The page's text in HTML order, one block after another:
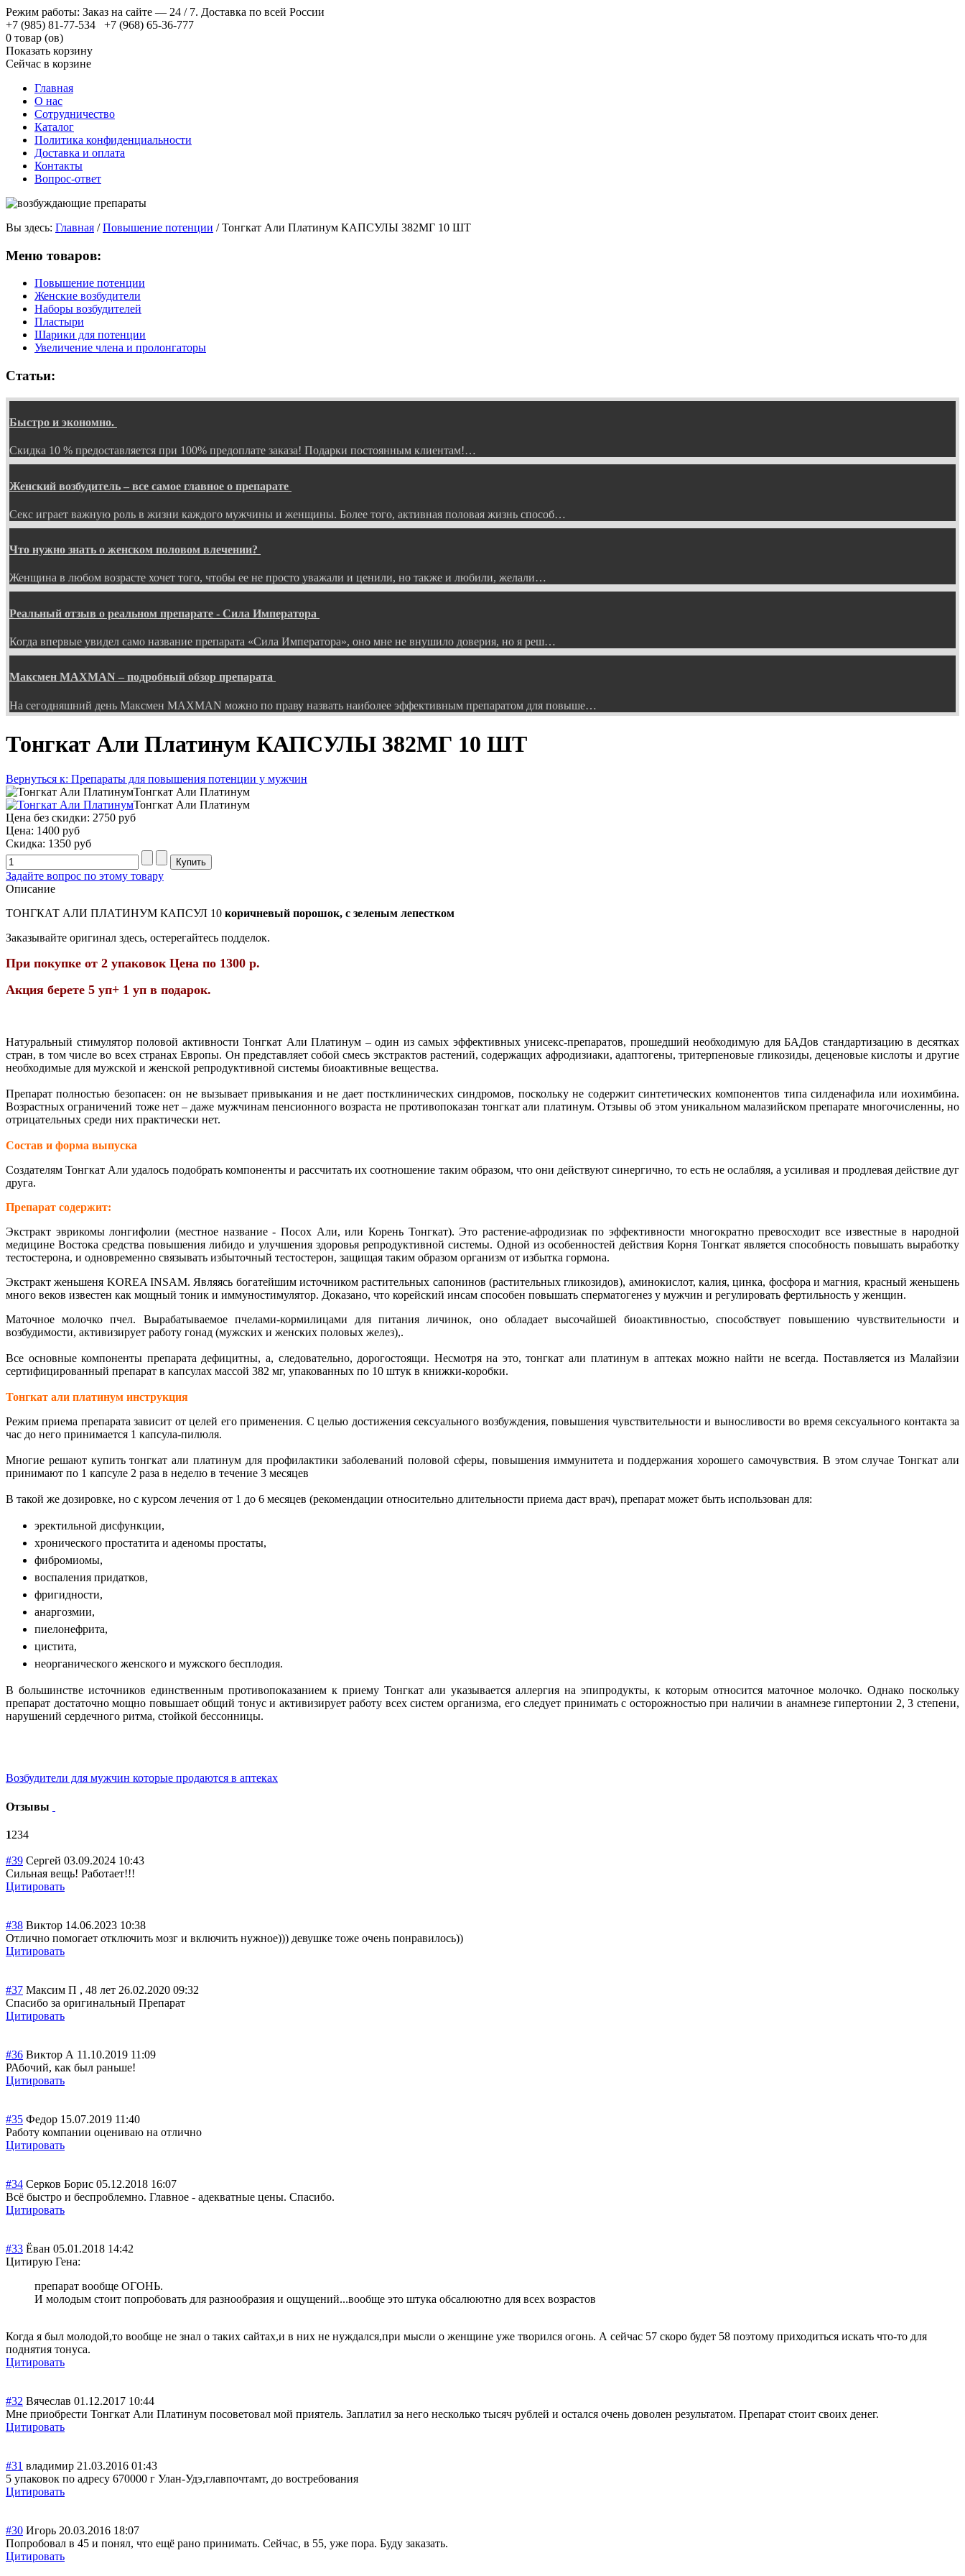
Режим работы: Заказ на сайте — 24 / 7. Доставка по всей России
+7 (985) 81-77-534 +7 (968) 65-36-777
0 товар (ов)
Показать корзину
Сейчас в корзине
Главная
О нас
Сотрудничество
Каталог
Политика конфиденциальности
Доставка и оплата
Контакты
Вопрос-ответ
Вы здесь: Главная /Повышение потенции /Тонгкат Али Платинум КАПСУЛЫ 382МГ 10 ШТ
Меню товаров:
Повышение потенции
Женские возбудители
Наборы возбудителей
Пластыри
Шарики для потенции
Увеличение члена и пролонгаторы
Статьи:
Быстро и экономно.
Скидка 10 % предоставляется при 100% предоплате заказа! Подарки постоянным клиентам!…
Женский возбудитель – все самое главное о препарате
Секс играет важную роль в жизни каждого мужчины и женщины. Более того, активная половая жизнь способ…
Что нужно знать о женском половом влечении?
Женщина в любом возрасте хочет того, чтобы ее не просто уважали и ценили, но также и любили, желали…
Реальный отзыв о реальном препарате - Сила Императора
Когда впервые увидел само название препарата «Сила Императора», оно мне не внушило доверия, но я реш…
Максмен MAXMAN – подробный обзор препарата
На сегодняшний день Максмен MAXMAN можно по праву назвать наиболее эффективным препаратом для повыше…
Тонгкат Али Платинум КАПСУЛЫ 382МГ 10 ШТ
Вернуться к: Препараты для повышения потенции у мужчин
Тонгкат Али Платинум
Тонгкат Али Платинум
Цена без скидки: 2750 руб
Цена: 1400 руб
Скидка: 1350 руб
Задайте вопрос по этому товару
Описание
ТОНГКАТ АЛИ ПЛАТИНУМ КАПСУЛ 10 коричневый порошок, с зеленым лепестком
Заказывайте оригинал здесь, остерегайтесь подделок.
При покупке от 2 упаковок Цена по 1300 р.
Акция берете 5 уп+ 1 уп в подарок.
Натуральный стимулятор половой активности Тонгкат Али Платинум – один из самых эффективных унисекс-препаратов, прошедший необходимую для БАДов стандартизацию в десятках
стран, в том числе во всех странах Европы. Он представляет собой смесь экстрактов растений, содержащих афродизиаки, адаптогены, тритерпеновые гликозиды, деценовые кислоты и другие
необходимые для мужской и женской репродуктивной системы биоактивные вещества.
Препарат полностью безопасен: он не вызывает привыкания и не дает постклинических синдромов, поскольку не содержит синтетических компонентов типа силденафила или иохимбина.
Возрастных ограничений тоже нет – даже мужчинам пенсионного возраста не противопоказан тонгкат али платинум. Отзывы об этом уникальном малазийском препарате многочисленны, но
отрицательных среди них практически нет.
Состав и форма выпуска
Создателям Тонгкат Али удалось подобрать компоненты и рассчитать их соотношение таким образом, что они действуют синергично, то есть не ослабляя, а усиливая и продлевая действие дуг
друга.
Препарат содержит:
Экстракт эврикомы лонгифолии (местное название - Посох Али, или Корень Тонгкат). Это растение-афродизиак по эффективности многократно превосходит все известные в народной
медицине Востока средства повышения либидо и улучшения здоровья репродуктивной системы. Одной из особенностей действия Корня Тонгкат является способность повышать выработку
тестостерона, и одновременно связывать избыточный тестостерон, защищая таким образом организм от избытка гормона.
Экстракт женьшеня KOREA INSAM. Являясь богатейшим источником растительных сапонинов (растительных гликозидов), аминокислот, калия, цинка, фосфора и магния, красный женьшень
много веков известен как мощный тоник и иммуностимулятор. Доказано, что корейский инсам способен повышать сперматогенез у мужчин и регулировать фертильность у женщин.
Маточное молочко пчел. Вырабатываемое пчелами-кормилицами для питания личинок, оно обладает высочайшей биоактивностью, способствует повышению чувствительности и
возбудимости, активизирует работу гонад (мужских и женских половых желез),.
Все основные компоненты препарата дефицитны, а, следовательно, дорогостоящи. Несмотря на это, тонгкат али платинум в аптеках можно найти не всегда. Поставляется из Малайзии
сертифицированный препарат в капсулах массой 382 мг, упакованных по 10 штук в книжки-коробки.
Тонгкат али платинум инструкция
Режим приема препарата зависит от целей его применения. С целью достижения сексуального возбуждения, повышения чувствительности и выносливости во время сексуального контакта за
час до него принимается 1 капсула-пилюля.
Многие решают купить тонгкат али платинум для профилактики заболеваний половой сферы, повышения иммунитета и поддержания хорошего самочувствия. В этом случае Тонгкат али
принимают по 1 капсуле 2 раза в неделю в течение 3 месяцев
В такой же дозировке, но с курсом лечения от 1 до 6 месяцев (рекомендации относительно длительности приема даст врач), препарат может быть использован для:
эректильной дисфункции,
хронического простатита и аденомы простаты,
фибромиомы,
воспаления придатков,
фригидности,
анаргозмии,
пиелонефрита,
цистита,
неорганического женского и мужского бесплодия.
В большинстве источников единственным противопоказанием к приему Тонгкат али указывается аллергия на эпипродукты, к которым относится маточное молочко. Однако поскольку
препарат достаточно мощно повышает общий тонус и активизирует работу всех систем организма, его следует принимать с осторожностью при наличии в анамнезе гипертонии 2, 3 степени,
нарушений сердечного ритма, стойкой бессонницы.
Возбудители для мужчин которые продаются в аптеках
Отзывы
1234
#39 Сергей 03.09.2024 10:43
Сильная вещь! Работает!!!
Цитировать
#38 Виктор 14.06.2023 10:38
Отлично помогает отключить мозг и включить нужное))) девушке тоже очень понравилось))
Цитировать
#37 Максим П , 48 лет 26.02.2020 09:32
Спасибо за оригинальный Препарат
Цитировать
#36 Виктор А 11.10.2019 11:09
РАбочий, как был раньше!
Цитировать
#35 Федор 15.07.2019 11:40
Работу компании оцениваю на отлично
Цитировать
#34 Серков Борис 05.12.2018 16:07
Всё быстро и беспроблемно. Главное - адекватные цены. Спасибо.
Цитировать
#33 Ёван 05.01.2018 14:42
Цитирую Гена:
препарат вообще ОГОНЬ.
И молодым стоит попробовать для разнообразия и ощущений...вообще это штука обсалюютно для всех возрастов
Когда я был молодой,то вообще не знал о таких сайтах,и в них не нуждался,при мысли о женщине уже творился огонь. А сейчас 57 скоро будет 58 поэтому приходиться искать что-то для
поднятия тонуса.
Цитировать
#32 Вячеслав 01.12.2017 10:44
Мне приобрести Тонгкат Али Платинум посоветовал мой приятель. Заплатил за него несколько тысяч рублей и остался очень доволен результатом. Препарат стоит своих денег.
Цитировать
#31 владимир 21.03.2016 01:43
5 упаковок по адресу 670000 г Улан-Удэ,главпочтамт, до востребования
Цитировать
#30 Игорь 20.03.2016 18:07
Попробовал в 45 и понял, что ещё рано принимать. Сейчас, в 55, уже пора. Буду заказать.
Цитировать